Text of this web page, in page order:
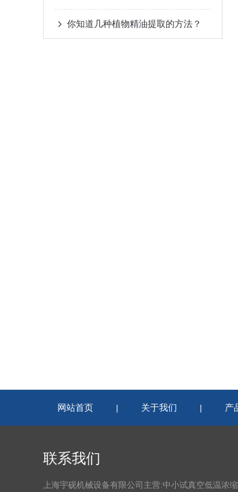
你知道几种植物精油提取的方法？
网站首页 | 关于我们 | 产
联系我们
上海宇砚机械设备有限公司主营:中小试真空低温浓